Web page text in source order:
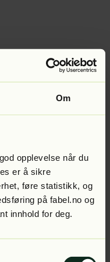
Om
opplevelse når du
er å sikre
føre statistikk, og
på fabel.no og
innhold for deg.